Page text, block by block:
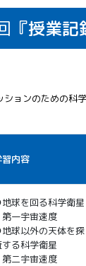
『授業記
ョンのための科
習内容
球を回る科学衛星
第一宇宙速度
球以外の天体を探
する科学衛星
第二宇宙速度